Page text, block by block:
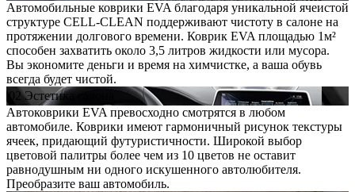
Автомобильные коврики EVA благодаря уникальной ячеистой
структуре CELL-CLEAN поддерживают чистоту в салоне на
протяжении долгового времени. Коврик EVA площадью 1м²
способен захватить около 3,5 литров жидкости или мусора.
Вы экономите деньги и время на химчистке, а ваша обувь
всегда будет чистой.
02 Эстетика
Автоковрики EVA превосходно смотрятся в любом
автомобиле. Коврики имеют гармоничный рисунок текстуры
ячеек, придающий футуристичности. Широкой выбор
цветовой палитры более чем из 10 цветов не оставит
равнодушным ни одного искушенного автолюбителя.
Преобразите ваш автомобиль.